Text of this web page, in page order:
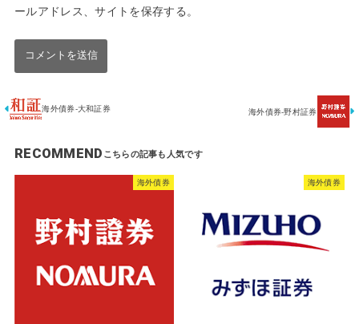
ールアドレス、サイトを保存する。
海外債券-大和証券 海外債券-野村証券
RECOMMEND
海外債券 海外債券